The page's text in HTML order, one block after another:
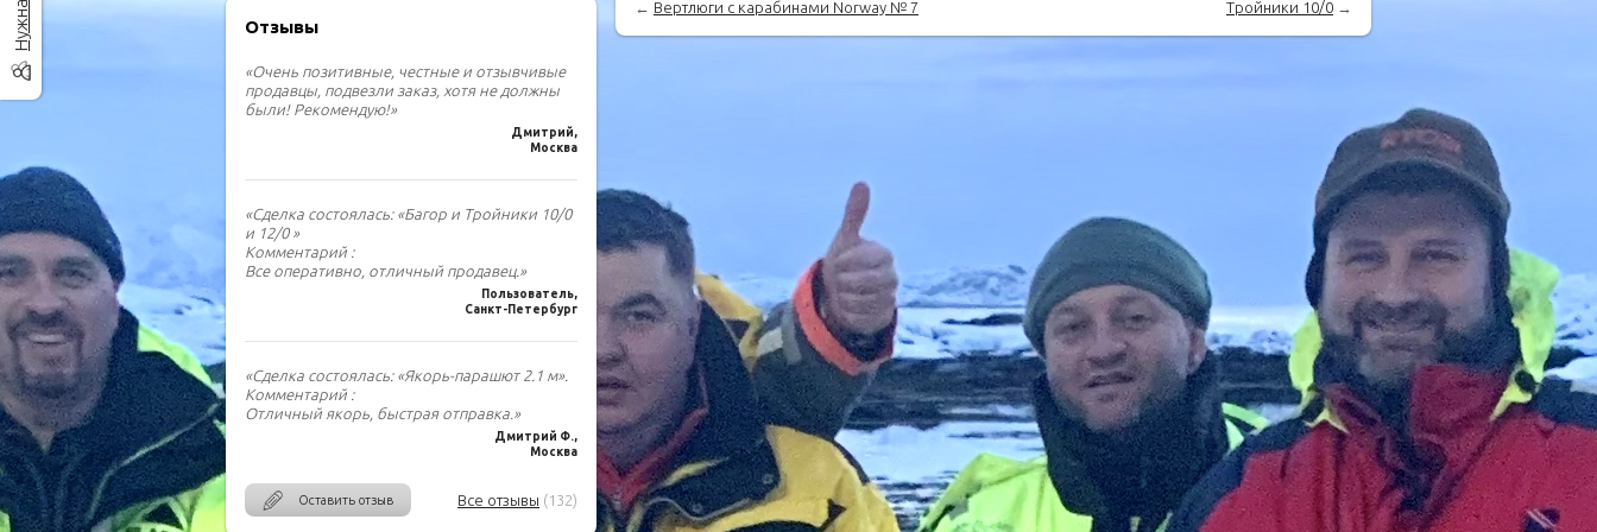
Отзывы
«Очень позитивные, честные и отзывчивые
продавцы, подвезли заказ, хотя не должны
были! Рекомендую!»
Дмитрий,
Москва
«Сделка состоялась: «Багор и Тройники 10/0
и 12/0 »
Комментарий :
Все оперативно, отличный продавец.»
Пользователь,
Санкт-Петербург
«Сделка состоялась: «Якорь-парашют 2.1 м».
Комментарий :
Отличный якорь, быстрая отправка.»
Дмитрий Ф.,
Москва
Оставить отзыв Все отзывы (132)
← Вертлюги с карабинами Norway № 7 Тройники 10/0 →